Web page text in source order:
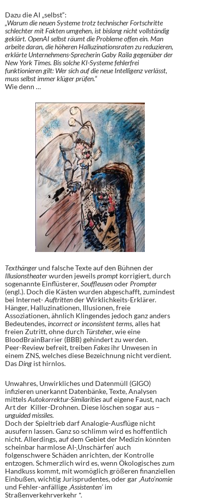
Dazu die AI „selbst“:
„Warum die neuen Systeme trotz technischer Fortschritte
schlechter mit Fakten umgehen, ist bislang nicht vollständig
geklärt. OpenAI selbst räumt die Probleme offen ein. Man
arbeite daran, die höheren Halluzinationsraten zu reduzieren,
erklärte Unternehmens-Sprecherin Gaby Raila gegenüber der
New York Times. Bis solche KI-Systeme fehlerfrei
funktionieren gilt: Wer sich auf die neue Intelligenz verlässt,
muss selbst immer klüger prüfen.“
Wie denn …
Texthängerund falsche Texte auf den Bühnen der
Illusionstheaterwurden jeweilsprompt korrigiert, durch
sogenannte Einflüsterer,Souffleusenoder Prompter
(engl.). Doch die Kästen wurden abgeschafft, zumindest
bei Internet-Auftrittender Wirklichkeits-Erklärer.
Hänger, Halluzinationen, Illusionen, freie
Assoziationen, ähnlich Klingendes jedoch ganz anders
Bedeutendes,incorrect or inconsistent terms, alles hat
freien Zutritt, ohne durch Türsteher, wie eine
BloodBrainBarrier (BBB) gehindert zu werden.
Peer-Review befreit, treiben Fakes ihr Unwesen in
einem ZNS, welches diese Bezeichnung nicht verdient.
DasDing ist hirnlos.
Unwahres, Unwirkliches und Datenmüll (GIGO)
infizieren unerkannt Datenbänke, Texte, Analysen
mittelsAutokorrektur-Similaritiesauf eigene Faust, nach
Art der Killer-Drohnen. Diese löschen sogar aus –
unguided missiles.
Doch der Spieltrieb darf Analogie-Ausflüge nicht
ausufern lassen. Ganz so schlimm wird es hoffentlich
nicht. Allerdings, auf dem Gebiet der Medizin könnten
scheinbar harmlose AI-‚Unschärfen‘ auch
folgenschwere Schäden anrichten, der Kontrolle
entzogen. Schmerzlich wird es, wenn Ökologisches zum
Handkuss kommt, mit womöglich größeren finanziellen
Einbußen, wichtig Jurisprudentes, oder gar‚Auto’nomie
und Fehler-anfällige‚Assistenten‘ im
Straßenverkehrverkehr *.